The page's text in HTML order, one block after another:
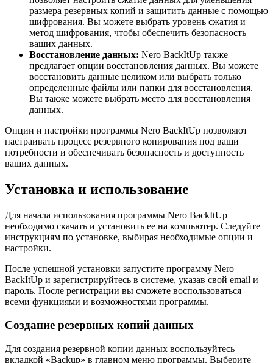
размера резервных копий и защитить данные с помощью
шифрования. Вы можете выбрать уровень сжатия и
метод шифрования, чтобы обеспечить безопасность
ваших данных.
Восстановление данных: Nero BackItUp также
предлагает опции восстановления данных. Вы можете
восстановить данные целиком или выбрать только
определенные файлы или папки для восстановления.
Вы также можете выбрать место для восстановления
данных.
Опции и настройки программы Nero BackItUp позволяют
настраивать процесс резервного копирования под ваши
потребности и обеспечивать безопасность и доступность
ваших данных.
Установка и использование
Для начала использования программы Nero BackItUp
необходимо скачать и установить ее на компьютер. Следуйте
инструкциям по установке, выбирая необходимые опции и
настройки.
После успешной установки запустите программу Nero
BackItUp и зарегистрируйтесь в системе, указав свой email и
пароль. После регистрации вы сможете воспользоваться
всеми функциями и возможностями программы.
Создание резервных копий данных
Для создания резервной копии данных воспользуйтесь
вкладкой «Backup» в главном меню программы. Выберите